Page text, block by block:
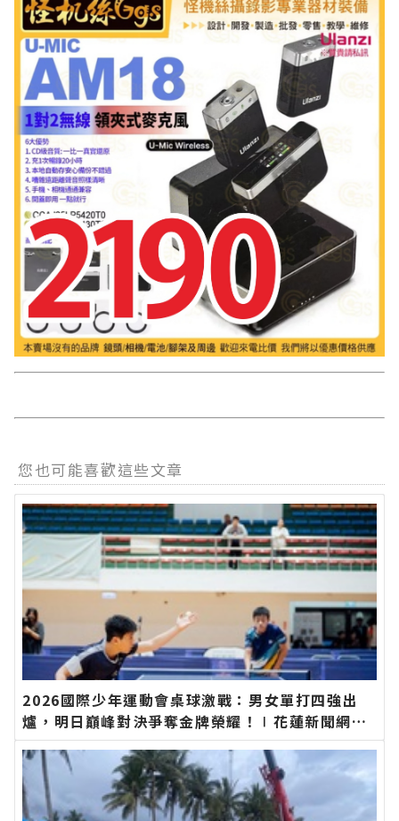
您也可能喜歡這些文章
2026國際少年運動會桌球激戰：男女單打四強出
爐，明日巔峰對決爭奪金牌榮耀！∣花蓮新聞網官
方網站各類新聞－最快速的今日新聞報導 最新的在
地資訊！